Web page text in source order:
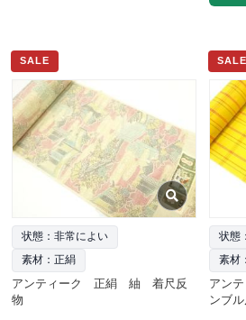
SALE
状態：非常によい
素材：正絹
アンティーク 正絹 紬 着尺反
物
SALE
状態
素材
アン
ンブ